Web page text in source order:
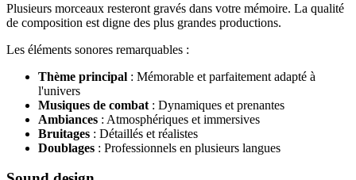
Plusieurs morceaux resteront gravés dans votre mémoire. La qualité
de composition est digne des plus grandes productions.
Les éléments sonores remarquables :
Thème principal : Mémorable et parfaitement adapté à
l'univers
Musiques de combat : Dynamiques et prenantes
Ambiances : Atmosphériques et immersives
Bruitages : Détaillés et réalistes
Doublages : Professionnels en plusieurs langues